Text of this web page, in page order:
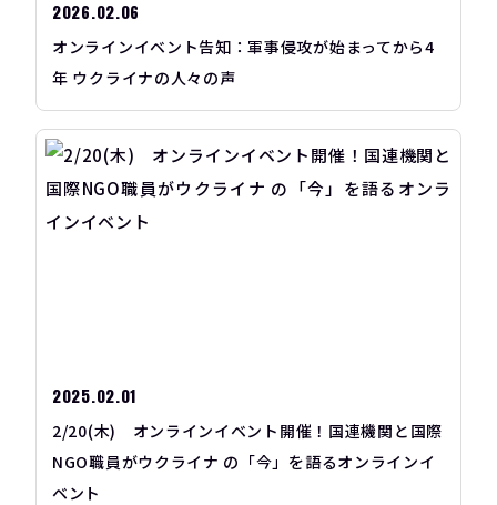
2026.02.06
オンラインイベント告知：軍事侵攻が始まってから4
年 ウクライナの人々の声
2025.02.01
2/20(木) オンラインイベント開催！国連機関と国際
NGO職員がウクライナ の「今」を語るオンラインイ
ベント